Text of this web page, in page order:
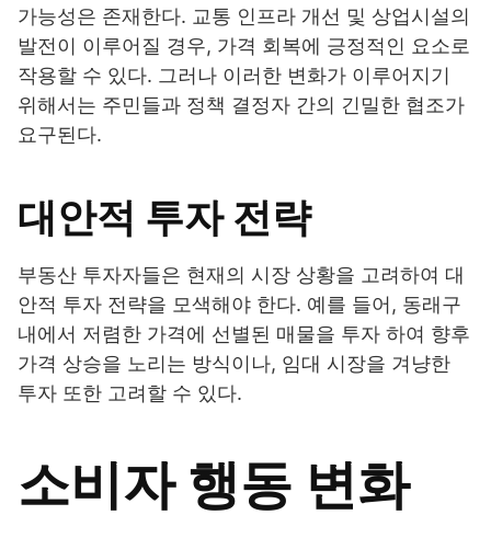
가능성은 존재한다. 교통 인프라 개선 및 상업시설의
발전이 이루어질 경우, 가격 회복에 긍정적인 요소로
작용할 수 있다. 그러나 이러한 변화가 이루어지기
위해서는 주민들과 정책 결정자 간의 긴밀한 협조가
요구된다.
대안적 투자 전략
부동산 투자자들은 현재의 시장 상황을 고려하여 대
안적 투자 전략을 모색해야 한다. 예를 들어, 동래구
내에서 저렴한 가격에 선별된 매물을 투자 하여 향후
가격 상승을 노리는 방식이나, 임대 시장을 겨냥한
투자 또한 고려할 수 있다.
소비자 행동 변화